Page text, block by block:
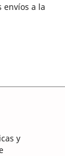
envíos a la
y